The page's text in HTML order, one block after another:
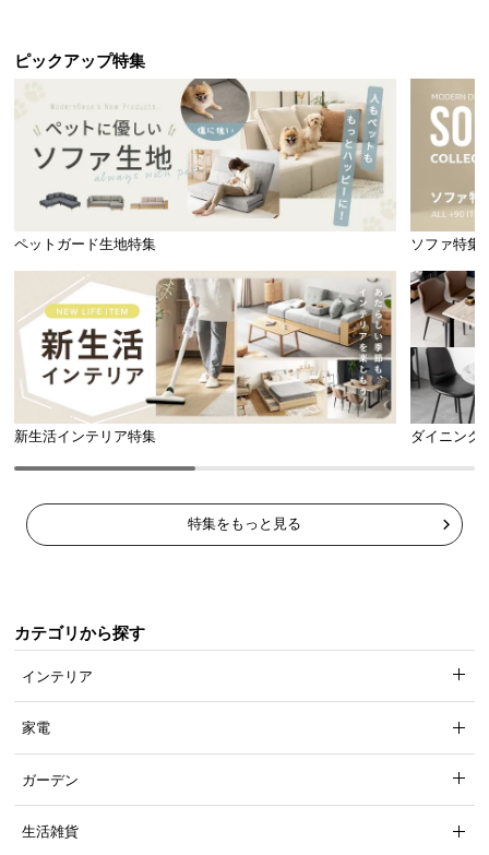
ピックアップ特集
ペットガード生地特集 ソファ特集
新生活インテリア特集 ダイニング
特集をもっと見る
カテゴリから探す
インテリア
家電
ガーデン
生活雑貨